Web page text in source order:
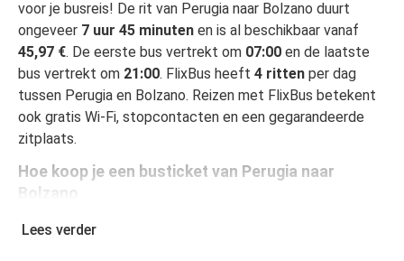
voor je busreis! De rit van Perugia naar Bolzano duurt
ongeveer 7 uur 45 minuten en is al beschikbaar vanaf
45,97 €. De eerste bus vertrekt om 07:00 en de laatste
bus vertrekt om 21:00. FlixBus heeft 4 ritten per dag
tussen Perugia en Bolzano. Reizen met FlixBus betekent
ook gratis Wi-Fi, stopcontacten en een gegarandeerde
zitplaats.
Hoe koop je een busticket van Perugia naar
Bolzano
Een busticket boeken is heel simpel: op onze website of
Lees verder